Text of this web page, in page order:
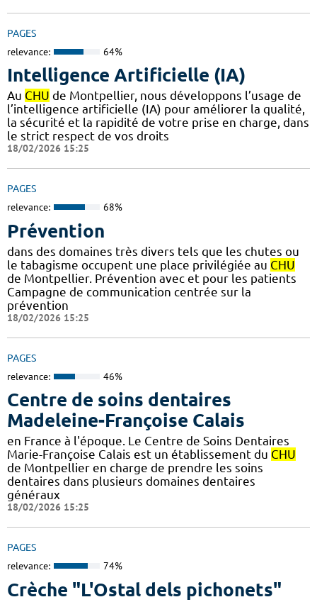
PAGES
relevance: 64%
Intelligence Artificielle (IA)
Au CHU de Montpellier, nous développons l’usage de
l’intelligence artificielle (IA) pour améliorer la qualité,
la sécurité et la rapidité de votre prise en charge, dans
le strict respect de vos droits
18/02/2026 15:25
PAGES
relevance: 68%
Prévention
dans des domaines très divers tels que les chutes ou
le tabagisme occupent une place privilégiée au CHU
de Montpellier. Prévention avec et pour les patients
Campagne de communication centrée sur la
prévention
18/02/2026 15:25
PAGES
relevance: 46%
Centre de soins dentaires
Madeleine-Françoise Calais
en France à l'époque. Le Centre de Soins Dentaires
Marie-Françoise Calais est un établissement du CHU
de Montpellier en charge de prendre les soins
dentaires dans plusieurs domaines dentaires
généraux
18/02/2026 15:25
PAGES
relevance: 74%
Crèche "L'Ostal dels pichonets"